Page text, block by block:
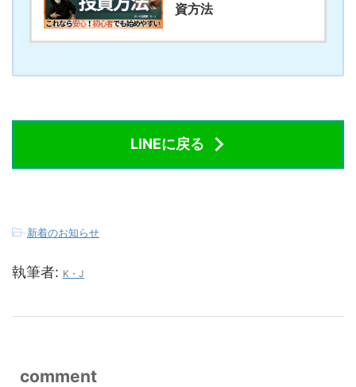
資方法
LINEに戻る
-新着のお知らせ
執筆者: K・J
comment